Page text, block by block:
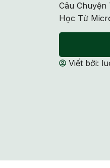
Câu Chuyện
Học Từ
Viết bởi: